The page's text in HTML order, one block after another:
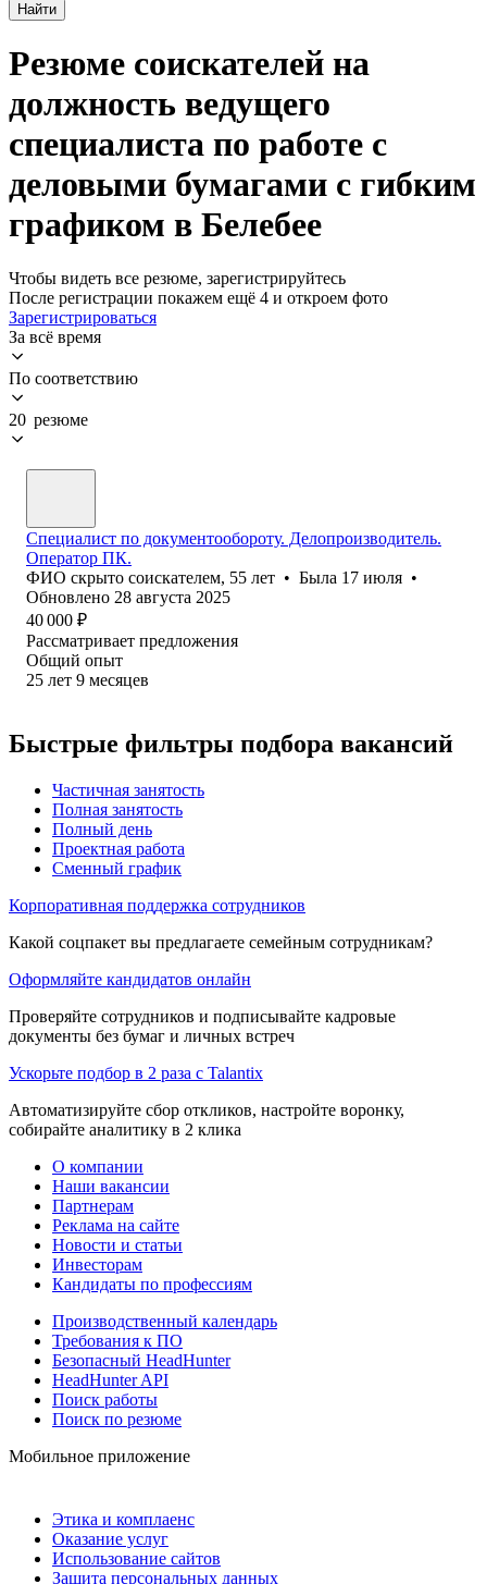
Найти
Резюме соискателей на
должность ведущего
специалиста по работе с
деловыми бумагами с гибким
графиком в Белебее
Чтобы видеть все резюме, зарегистрируйтесь
После регистрации покажем ещё 4 и откроем фото
Зарегистрироваться
За всё время
По соответствию
20 резюме
Специалист по документообороту. Делопроизводитель.
Оператор ПК.
ФИО скрыто соискателем, 55 лет • Была 17 июля •
Обновлено 28 августа 2025
40 000 ₽
Рассматривает предложения
Общий опыт
25 лет 9 месяцев
Быстрые фильтры подбора вакансий
Частичная занятость
Полная занятость
Полный день
Проектная работа
Сменный график
Корпоративная поддержка сотрудников
Какой соцпакет вы предлагаете семейным сотрудникам?
Оформляйте кандидатов онлайн
Проверяйте сотрудников и подписывайте кадровые
документы без бумаг и личных встреч
Ускорьте подбор в 2 раза с Talantix
Автоматизируйте сбор откликов, настройте воронку,
собирайте аналитику в 2 клика
О компании
Наши вакансии
Партнерам
Реклама на сайте
Новости и статьи
Инвесторам
Кандидаты по профессиям
Производственный календарь
Требования к ПО
Безопасный HeadHunter
HeadHunter API
Поиск работы
Поиск по резюме
Мобильное приложение
Этика и комплаенс
Оказание услуг
Использование сайтов
Защита персональных данных